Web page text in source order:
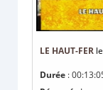
LE HAUT-FER
Durée :